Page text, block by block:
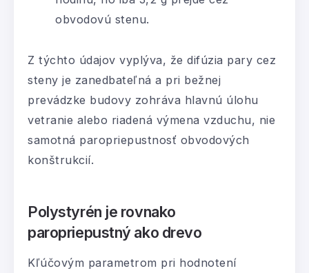
obvodovú stenu.
Z týchto údajov vyplýva, že difúzia pary cez
steny je zanedbateľná a pri bežnej
prevádzke budovy zohráva hlavnú úlohu
vetranie alebo riadená výmena vzduchu, nie
samotná paropriepustnosť obvodových
konštrukcií.
Polystyrén je rovnako
paropriepustný ako drevo
Kľúčovým parametrom pri hodnotení